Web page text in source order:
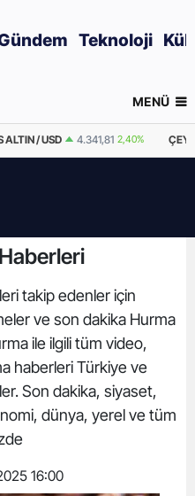
Teknoloji
MENÜ
ALTIN / USD 4.341,81 2,40%
takip edenler için
ve son dakika Hurma
ile ilgili tüm video,
haberleri Türkiye ve
Son dakika, siyaset,
dünya, yerel ve tüm
16:00